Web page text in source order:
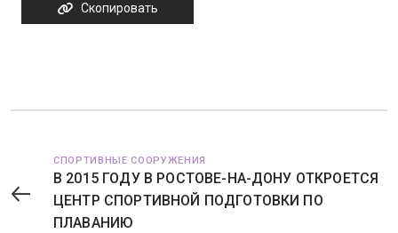
Скопировать
СПОРТИВНЫЕ СООРУЖЕНИЯ
В 2015 ГОДУ В РОСТОВЕ-НА-ДОНУ ОТКРОЕТСЯ
ЦЕНТР СПОРТИВНОЙ ПОДГОТОВКИ ПО
ПЛАВАНИЮ